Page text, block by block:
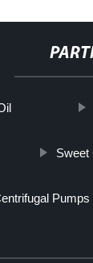
Sweet
Pumps